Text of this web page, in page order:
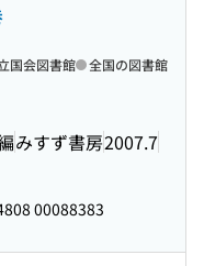
みすず書房2007.7
国会図書館 全国の図書館
00088383